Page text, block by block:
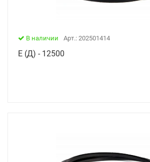
В наличии Арт.: 202501414
Е (Д) - 12500